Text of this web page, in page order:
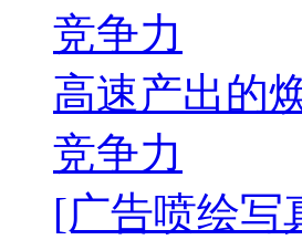
竞争力
高速产出的
竞争力
[广告喷绘写